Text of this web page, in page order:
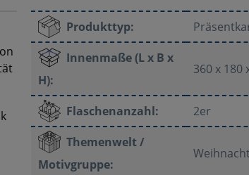
Produkttyp:
Innenmaße (L x B x
H):
360 x 180
Flaschenanzahl:
2er
Themenwelt /
Motivgruppe: